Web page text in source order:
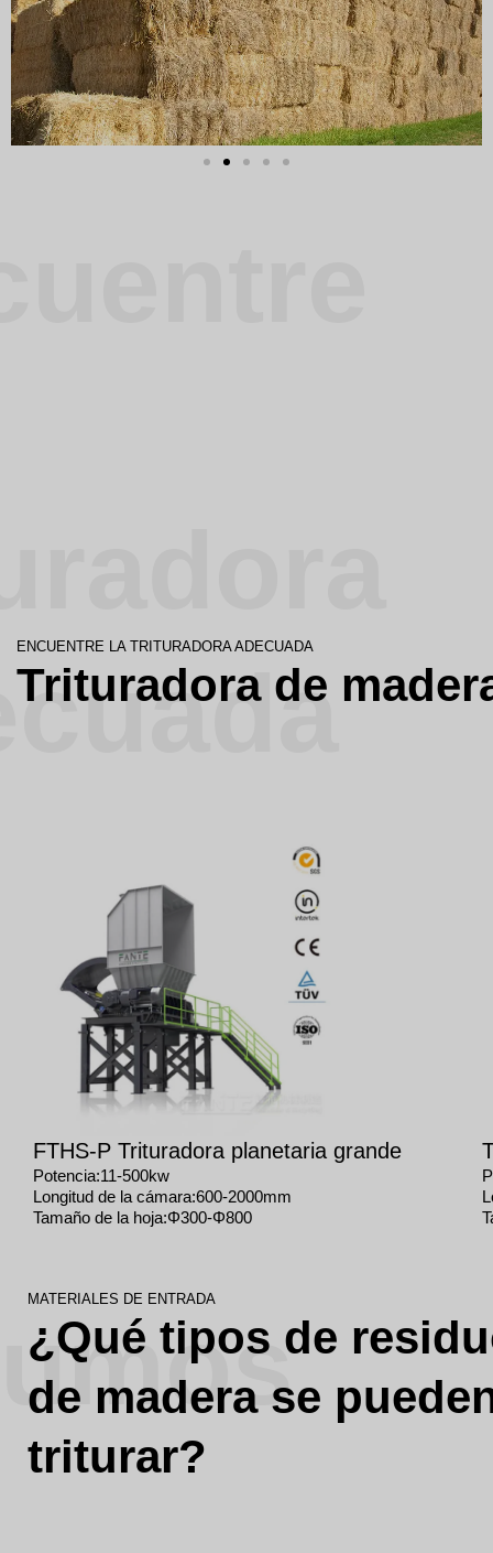
ENCUENTRE LA TRITURADORA ADECUADA
Trituradora de
FTHS-P Trituradora planetaria grande
Potencia:11-500kw
Longitud de la cámara:600-2000mm
Tamaño de la hoja:Φ300-Φ800
MATERIALES DE ENTRADA
¿Qué tipos de
de madera se
triturar?